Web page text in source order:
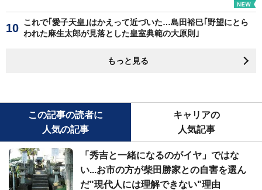
これで｢愛子天皇｣はかえって近づいた…島田裕巳｢野望にとら
われた麻生太郎が見落とした皇室典範の大原則｣
もっと見る
この記事の読者に
人気の記事
キャリアの
人気記事
「秀吉と一緒になるのがイヤ」ではな
い...お市の方が柴田勝家との自害を選ん
だ"現代人には理解できない"理由